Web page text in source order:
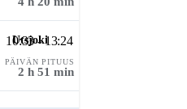
10:33 - 13:24
PÄIVÄN PITUUS
2 h 51 min